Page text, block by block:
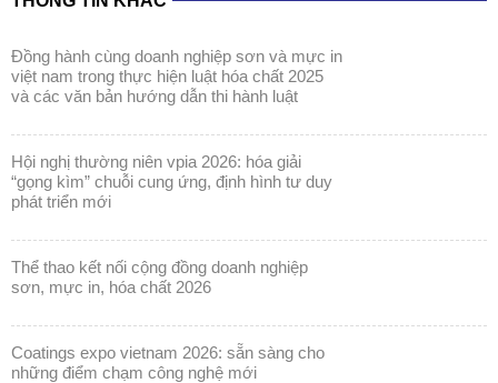
đồng hành cùng doanh nghiệp sơn và mực in
việt nam trong thực hiện luật hóa chất 2025
và các văn bản hướng dẫn thi hành luật
hội nghị thường niên vpia 2026: hóa giải
“gọng kìm” chuỗi cung ứng, định hình tư duy
phát triển mới
thể thao kết nối cộng đồng doanh nghiệp
sơn, mực in, hóa chất 2026
coatings expo vietnam 2026: sẵn sàng cho
những điểm chạm công nghệ mới